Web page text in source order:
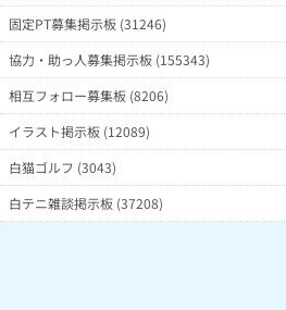
固定PT募集掲示板 (31246)
協力・助っ人募集掲示板 (155343)
相互フォロー募集板 (8206)
イラスト掲示板 (12089)
白猫ゴルフ (3043)
白テニ雑談掲示板 (37208)